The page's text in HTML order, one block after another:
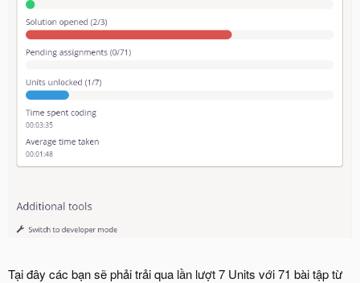
Tại đây các bạn sẽ phải trải qua lần lượt 7 Units với 71 bài tập từ